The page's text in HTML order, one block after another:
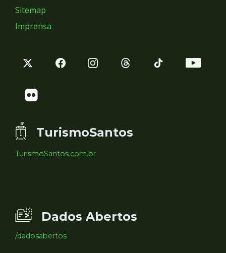
Sitemap
Imprensa
TurismoSantos
TurismoSantos.com.br
Dados Abertos
/dadosabertos